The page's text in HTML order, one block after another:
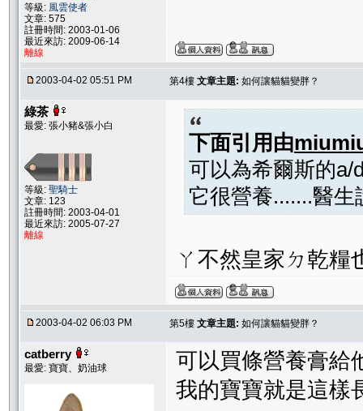
等級: 風雲使者
文章: 575
註冊時間: 2003-01-06
最近來訪: 2009-06-14
離線
2003-04-02 05:51 PM 第4樓 文章主題: 如何讓貓貓變胖？
綠茶
最愛: 張小豬&張小白
等級: 聖騎士
文章: 123
註冊時間: 2003-04-01
最近來訪: 2005-07-27
離線
下面引用由
可以為希爾斯的a/
它很營養.......醫
ㄚ不然皇家ㄉ乾糧
2003-04-02 06:03 PM 第5樓 文章主題: 如何讓貓貓變胖？
catberry
最愛: 寶寶、奶油球
可以買條營養膏給
我的寶寶就是這樣